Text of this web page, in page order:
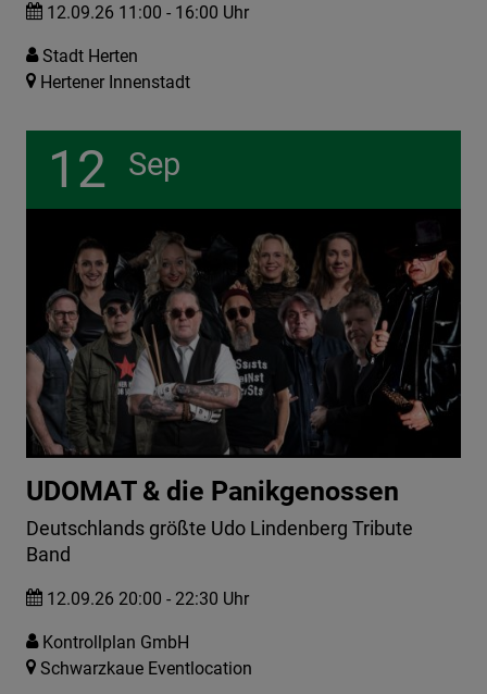
12.09.26 11:00 - 16:00 Uhr
Stadt Herten
Hertener Innenstadt
12 Sep
UDOMAT & die Panikgenossen
Deutschlands größte Udo Lindenberg Tribute
Band
12.09.26 20:00 - 22:30 Uhr
Kontrollplan GmbH
Schwarzkaue Eventlocation